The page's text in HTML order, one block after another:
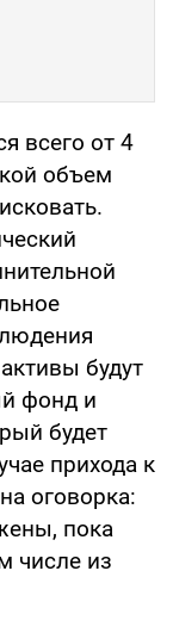
всего от 4
объем
будут
фонд и
будет
прихода к
оговорка:
пока
числе из